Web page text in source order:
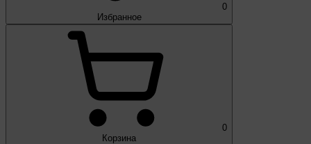
0
Избранное
0
Корзина